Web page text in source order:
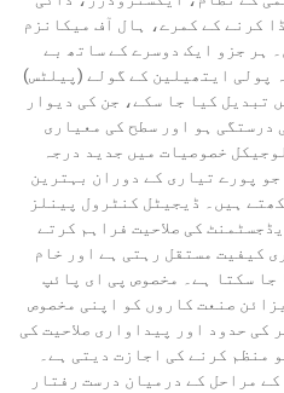
کرنے کے کمرے، ہال آف میکانزم
ہر جزو ایک دوسرے کے ساتھ بے
پولی ایتھیلین کے گولے (پیلٹس)
تبدیل کیا جا سکے، جن کی دیوار
درستگی ہو اور سطح کی معیاری
خصوصیات میں جدید درجہ
پورے تیاری کے دوران بہترین
ہیں۔ ڈیجیٹل کنٹرول پینلز
کی صلاحیت فراہم کرتے
کیفیت مستقل رہتی ہے اور خام
جا سکتا ہے۔ مخصوص پی ای پائپ
صنعت کاروں کو اپنی مخصوص
کی حدود اور پیداواری صلاحیت کی
منظم کرنے کی اجازت دیتی ہے۔
مراحل کے درمیان درست رفتار